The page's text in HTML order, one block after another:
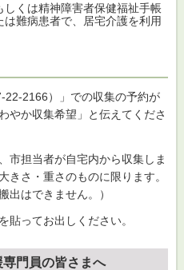
くは精神障害者保健福祉手帳
難病患者で、居宅介護を利用
22-2166）」での収集の予約が
やか収集希望」と伝えてくださ
市担当者が自宅内から収集しま
きさ・重さのものに限ります。
出はできません。）
貼ってお出しください。
門員の皆さまへ